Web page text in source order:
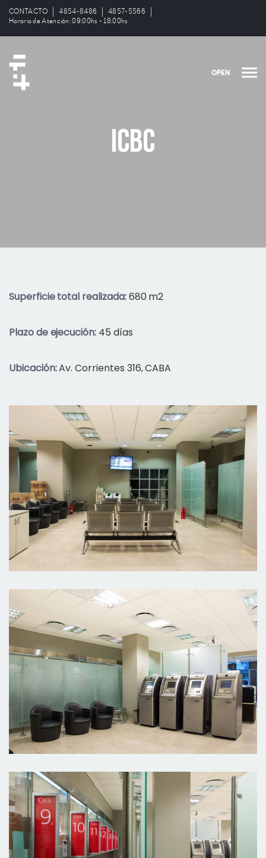
CONTACTO 4854-8486
4857-5566
Horario de Atención: 09:00hs - 18:00hs
OPEN
ICBC
Superficie total realizada:680 m2
Plazo de ejecución: 45 días
Ubicación:Av. Corrientes 316, CABA